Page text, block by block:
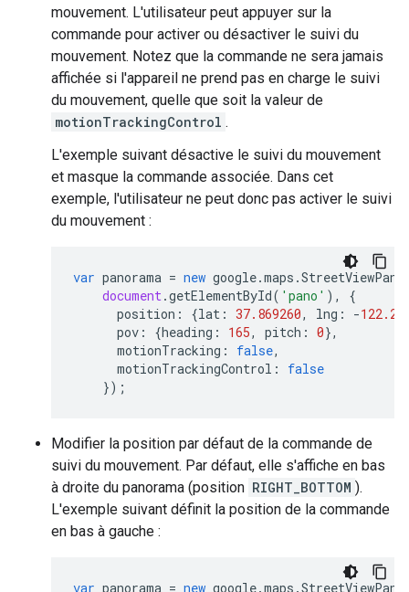
mouvement. L'utilisateur peut appuyer sur la
commande pour activer ou désactiver le suivi du
mouvement. Notez que la commande ne sera jamais
affichée si l'appareil ne prend pas en charge le suivi
du mouvement, quelle que soit la valeur de
motionTrackingControl .
L'exemple suivant désactive le suivi du mouvement
et masque la commande associée. Dans cet
exemple, l'utilisateur ne peut donc pas activer le suivi
du mouvement :
var panorama = new google.maps .
document.getElementById( 'pano' ),
{
position : {lat : 37.869260, lng : -
pov : {heading : 165, pitch : 0},
motionTracking : false,
motionTrackingControl :
false
});
Modifier la position par défaut de la commande de
suivi du mouvement. Par défaut, elle s'affiche en bas
à droite du panorama (position RIGHT_BOTTOM ).
L'exemple suivant définit la position de la commande
en bas à gauche :
var panorama = new google.maps .